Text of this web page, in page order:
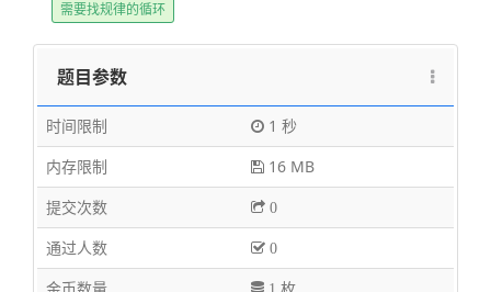
需要找规律的循环
题目参数
时间限制
1 秒
内存限制
16 MB
提交次数
0
通过人数 0
1 枚